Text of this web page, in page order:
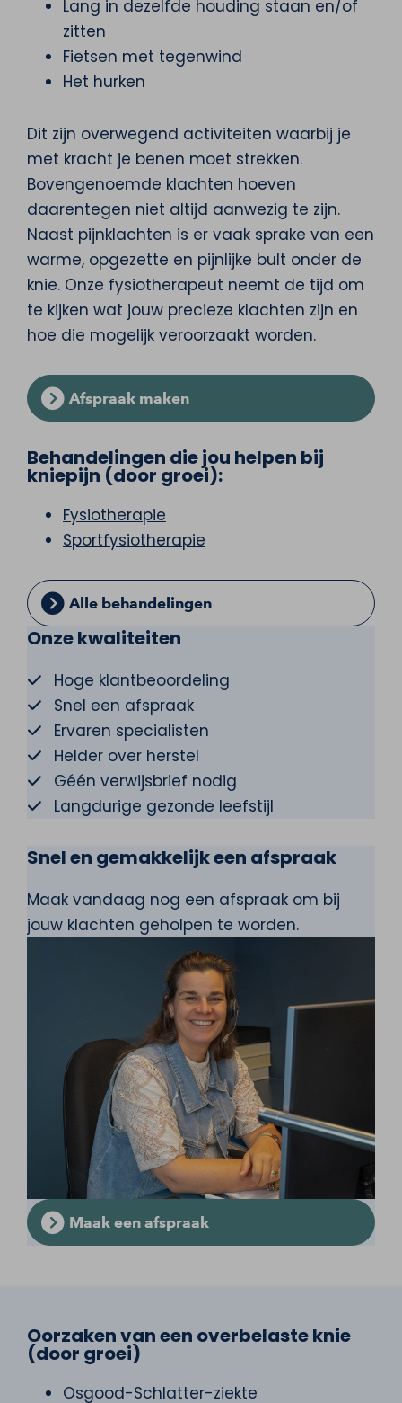
Lang in dezelfde houding staan en/of
zitten
Fietsen met tegenwind
Het hurken
Dit zijn overwegend activiteiten waarbij je
met kracht je benen moet strekken.
Bovengenoemde klachten hoeven
daarentegen niet altijd aanwezig te zijn.
Naast pijnklachten is er vaak sprake van een
warme, opgezette en pijnlijke bult onder de
knie. Onze fysiotherapeut neemt de tijd om
te kijken wat jouw precieze klachten zijn en
hoe die mogelijk veroorzaakt worden.
Afspraak maken
Behandelingen die jou helpen bij
kniepijn (door groei):
Fysiotherapie
Sportfysiotherapie
Alle behandelingen
Onze kwaliteiten
Hoge klantbeoordeling
Snel een afspraak
Ervaren specialisten
Helder over herstel
Géén verwijsbrief nodig
Langdurige gezonde leefstijl
Snel en gemakkelijk een afspraak
Maak vandaag nog een afspraak om bij
jouw klachten geholpen te worden.
Maak een afspraak
Oorzaken van een overbelaste knie
(door groei)
Osgood-Schlatter-ziekte